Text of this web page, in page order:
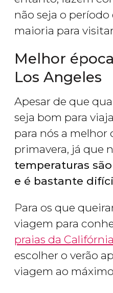
não seja o
maioria para
Melhor
Los Angeles
Apesar de que
seja bom para
para nós a melhor
primavera, já que
temperaturas
e é bastante
Para os que
viagem para
praias da Califórnia
escolher o verão
viagem ao